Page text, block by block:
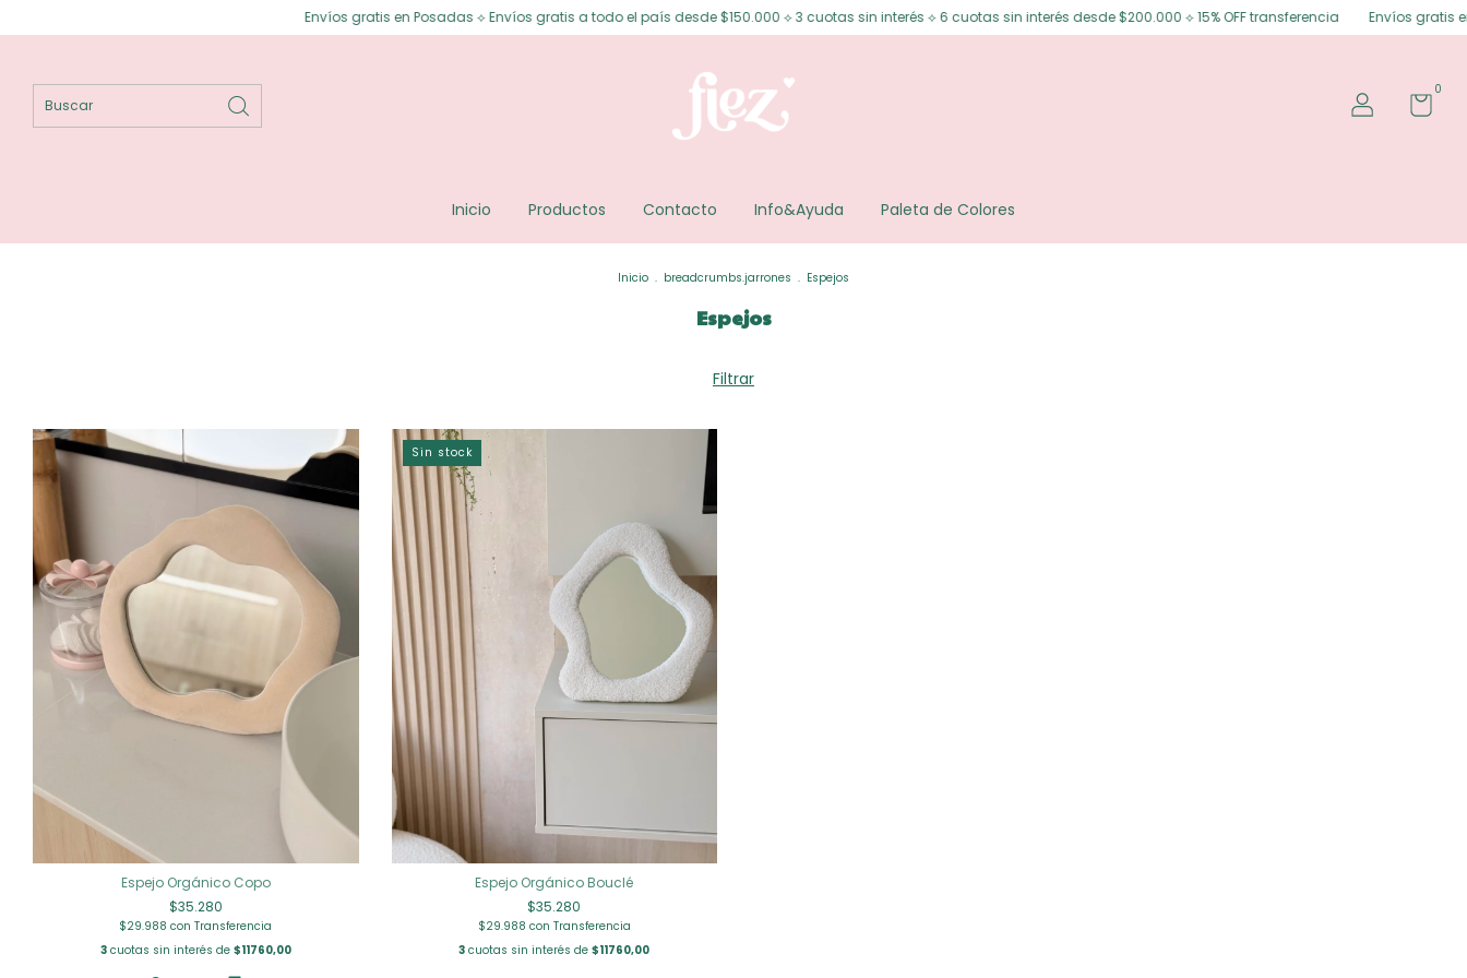
Envíos gratis en Posadas ⟡ Envíos gratis a todo el país desde $150.000 ⟡ 3 cuotas sin interés ⟡ 6 cuotas sin interés desde $200.000 ⟡ 15% OFF transferencia Envíos gratis en
0
Inicio Productos Contacto Info&Ayuda Paleta de Colores
Inicio . breadcrumbs.jarrones . Espejos
Espejos
Filtrar
Espejo Orgánico Copo
$35.280
$29.988con Transferencia
3cuotas sin interés de $11760,00
Sin stock
Espejo Orgánico Bouclé
$35.280
$29.988 con Transferencia
3 cuotas sin interés de$11760,00